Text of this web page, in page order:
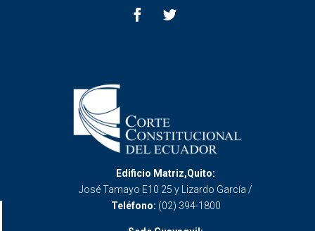
Edificio Matriz,Quito:
José Tamayo E10 25 y Lizardo García /
Teléfono: (02) 394-1800